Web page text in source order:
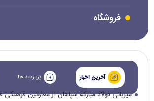
فروشگاه
آخرین اخبار پربازدید ها
میزبانی فولاد مبارکه سپاهان از معاونین فرهنگی